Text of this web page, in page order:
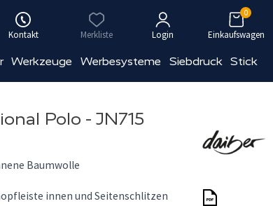
Kontakt Merkliste Login Einkaufswagen
0
Werkzeuge Werbesysteme Siebdruck Stick
Polo - JN715
Baumwolle
innen und Seitenschlitzen